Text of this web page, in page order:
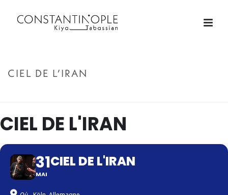
CIEL DE L’IRAN
CIEL DE L'IRAN
31
MAI
CIEL DE L'IRAN